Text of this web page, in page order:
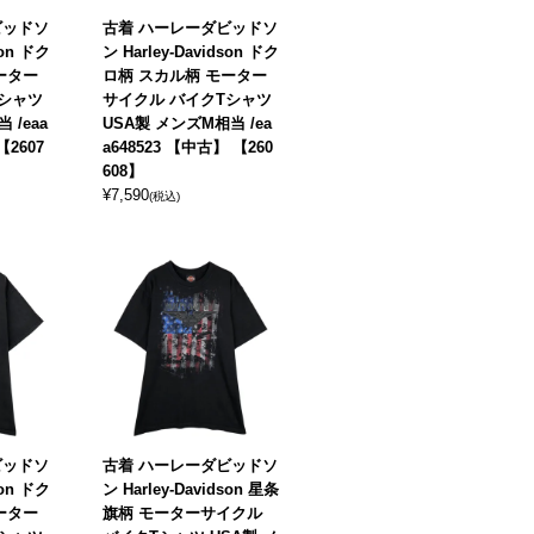
ドソ
ドク
ター
ャツ
/eaa
2607
古着 ハーレーダビッドソ
ン Harley-Davidson ドク
ロ柄 スカル柄 モーター
サイクル バイクTシャツ
USA製 メンズM相当 /ea
a648523 【中古】 【260
608】
¥7,590(税込)
ドソ
ドク
ター
古着 ハーレーダビッドソ
ン Harley-Davidson 星条
旗柄 モーターサイクル